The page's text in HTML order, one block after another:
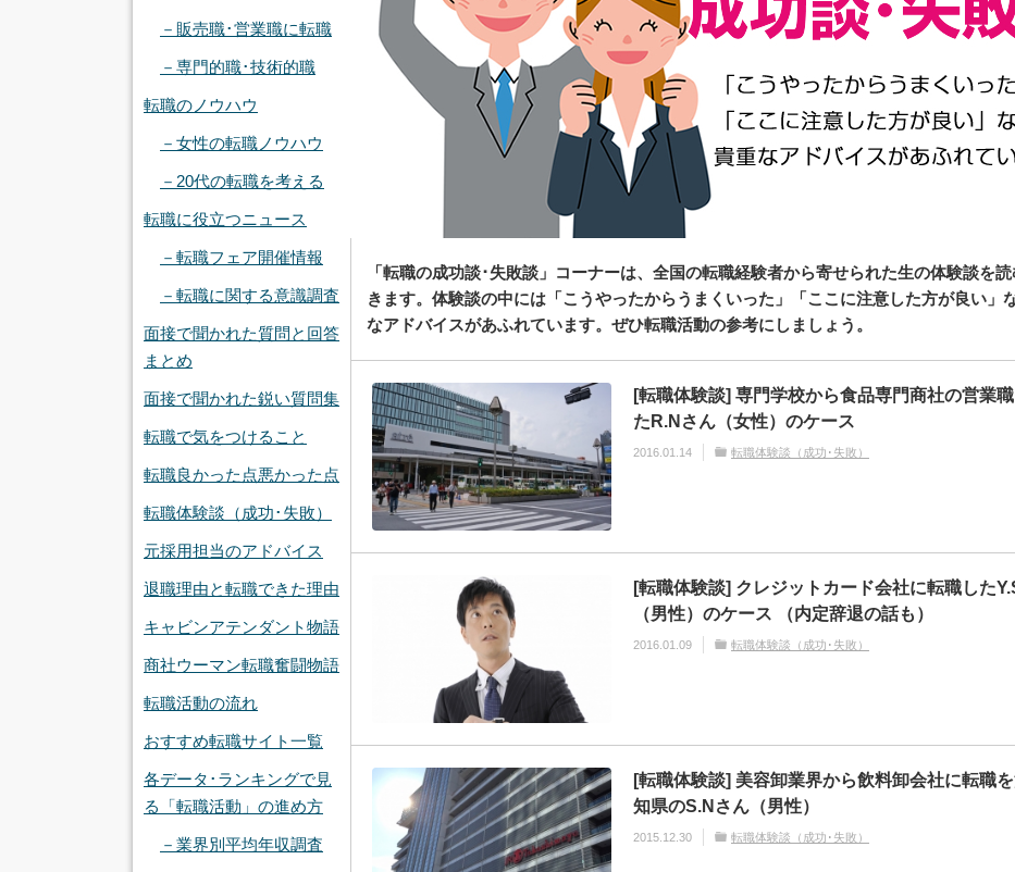
「転職の成功談･失敗談」コーナーは、全国の転職経験者から寄せられた生の体験談を
きます。体験談の中には「こうやったからうまくいった」「ここに注意した方が良い」
なアドバイスがあふれています。ぜひ転職活動の参考にしましょう。
[転職体験談] 専門学校から食品専門商社の営業
たR.Nさん（女性）のケース
2016.01.14 転職体験談（成功･失敗）
[転職体験談] クレジットカード会社に転職した
（男性）のケース （内定辞退の話も）
2016.01.09 転職体験談（成功･失敗）
[転職体験談] 美容卸業界から飲料卸会社に転職
知県のS.Nさん（男性）
2015.12.30 転職体験談（成功･失敗）
－販売職･営業職に転職
－専門的職･技術的職
転職のノウハウ
－女性の転職ノウハウ
－20代の転職を考える
転職に役立つニュース
－転職フェア開催情報
－転職に関する意識調査
面接で聞かれた質問と回答
まとめ
面接で聞かれた鋭い質問集
転職で気をつけること
転職良かった点悪かった点
転職体験談（成功･失敗）
元採用担当のアドバイス
退職理由と転職できた理由
キャビンアテンダント物語
商社ウーマン転職奮闘物語
転職活動の流れ
おすすめ転職サイト一覧
各データ･ランキングで見
る「転職活動」の進め方
－業界別平均年収調査